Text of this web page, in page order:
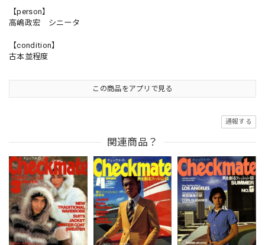
【person】
高嶋政宏 シニータ
【condition】
古本並程度
この商品をアプリで見る
通報する
関連商品？